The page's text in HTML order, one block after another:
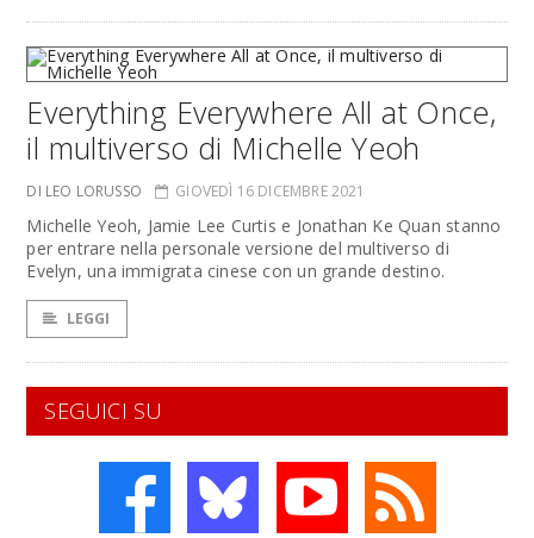
Everything Everywhere All at Once,
il multiverso di Michelle Yeoh
DI LEO LORUSSO GIOVEDÌ 16 DICEMBRE 2021
Michelle Yeoh, Jamie Lee Curtis e Jonathan Ke Quan stanno
per entrare nella personale versione del multiverso di
Evelyn, una immigrata cinese con un grande destino.
LEGGI
SEGUICI SU